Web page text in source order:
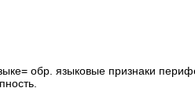
обр. языковые признаки